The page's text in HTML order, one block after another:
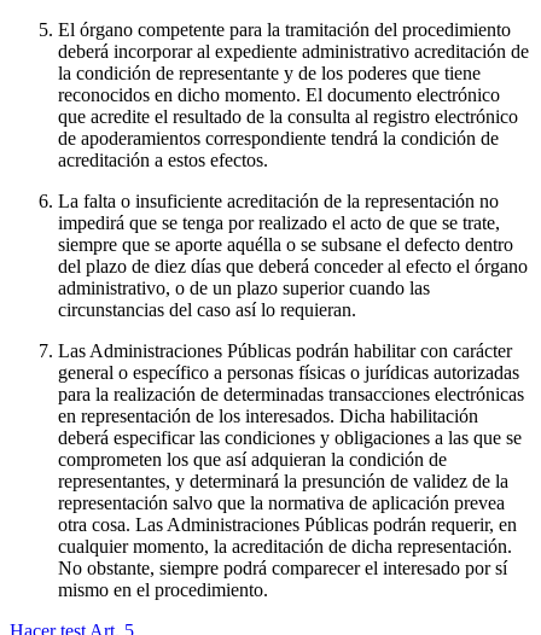
El órgano competente para la tramitación del procedimiento
deberá incorporar al expediente administrativo acreditación de
la condición de representante y de los poderes que tiene
reconocidos en dicho momento. El documento electrónico
que acredite el resultado de la consulta al registro electrónico
de apoderamientos correspondiente tendrá la condición de
acreditación a estos efectos.
La falta o insuficiente acreditación de la representación no
impedirá que se tenga por realizado el acto de que se trate,
siempre que se aporte aquélla o se subsane el defecto dentro
del plazo de diez días que deberá conceder al efecto el órgano
administrativo, o de un plazo superior cuando las
circunstancias del caso así lo requieran.
Las Administraciones Públicas podrán habilitar con carácter
general o específico a personas físicas o jurídicas autorizadas
para la realización de determinadas transacciones electrónicas
en representación de los interesados. Dicha habilitación
deberá especificar las condiciones y obligaciones a las que se
comprometen los que así adquieran la condición de
representantes, y determinará la presunción de validez de la
representación salvo que la normativa de aplicación prevea
otra cosa. Las Administraciones Públicas podrán requerir, en
cualquier momento, la acreditación de dicha representación.
No obstante, siempre podrá comparecer el interesado por sí
mismo en el procedimiento.
Hacer test Art. 5